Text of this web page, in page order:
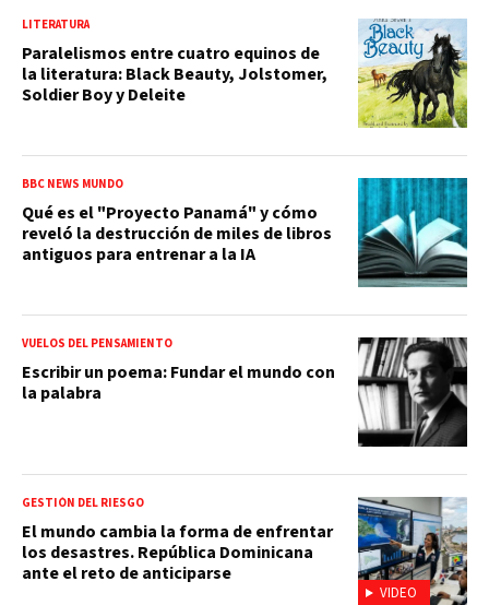
LITERATURA
Paralelismos entre cuatro equinos de
la literatura: Black Beauty, Jolstomer,
Soldier Boy y Deleite
BBC NEWS MUNDO
Qué es el "Proyecto Panamá" y cómo
reveló la destrucción de miles de libros
antiguos para entrenar a la IA
VUELOS DEL PENSAMIENTO
Escribir un poema: Fundar el mundo con
la palabra
VIDEO
GESTIÓN DEL RIESGO
El mundo cambia la forma de enfrentar
los desastres. República Dominicana
ante el reto de anticiparse